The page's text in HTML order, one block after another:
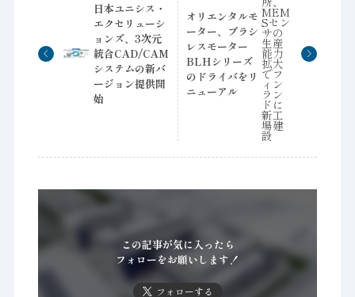
日本ユニシス・
エクセリューシ
ョンズ、3次元
統合CAD/CAM
システムの新バ
ージョン提供開
始
オリエンタルモ
ーター、ブラシ
レスモーター
BLHシリーズ
のドライバをリ
ニューアル
この記事が気に入ったら
フォローをお願いします！
フォローする